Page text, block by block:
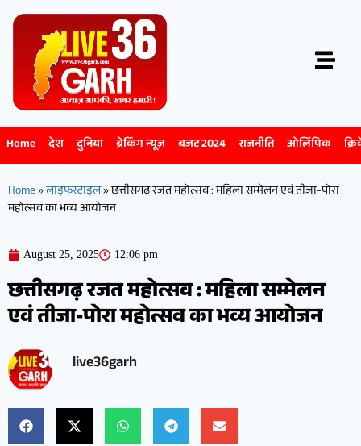
Home देश दुनिया ब्रेकिंग न्यूज़ बजट 2024 राजनीति ओलिंपिक
Home»लाइफस्टाइल»छत्तीसगढ़ रजत महोत्सव : महिला सम्मेलन एवं तीजा-पोरा
महोत्सव का भव्य आयोजन
August 25, 2025 12:06 pm
छत्तीसगढ़ रजत महोत्सव : महिला सम्मेलन
एवं तीजा-पोरा महोत्सव का भव्य आयोजन
live36garh